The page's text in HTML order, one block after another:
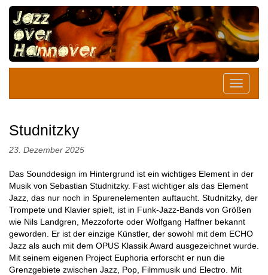
Studnitzky
23. Dezember 2025
Das Sounddesign im Hintergrund ist ein wichtiges Element in der
Musik von Sebastian Studnitzky. Fast wichtiger als das Element
Jazz, das nur noch in Spurenelementen auftaucht. Studnitzky, der
Trompete und Klavier spielt, ist in Funk-Jazz-Bands von Größen
wie Nils Landgren, Mezzoforte oder Wolfgang Haffner bekannt
geworden. Er ist der einzige Künstler, der sowohl mit dem ECHO
Jazz als auch mit dem OPUS Klassik Award ausgezeichnet wurde.
Mit seinem eigenen Project Euphoria erforscht er nun die
Grenzgebiete zwischen Jazz, Pop, Filmmusik und Electro. Mit